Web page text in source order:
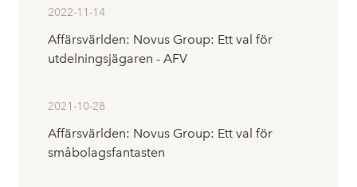
2022-11-14
Affärsvärlden: Novus Group: Ett val för
utdelningsjägaren - AFV
2021-10-28
Affärsvärlden: Novus Group: Ett val för
småbolagsfantasten